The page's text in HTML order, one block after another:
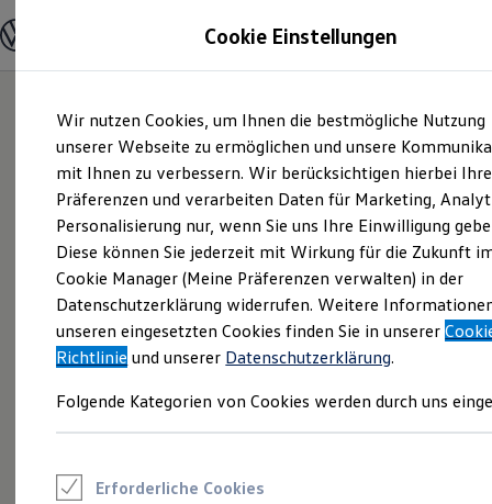
Hauptinhalt
springen
Footer
springen
Modelle und Konfigurator
Modelle vergleichen
Elektroautos
ENERGY Sondermodelle
Nutzfahrzeuge
SUV und CUV
Familienautos
Kombis
Kompaktwagen
Sportwagen
Schnell verfügbare Fahrzeuge
Angebote und Produkte
Aktuelle Angebote
E-Auto-Förderung
Volkswagen Marktplatz
Junge Gebrauchtwagen und Gebrauchtwagen
Saisonangebote
Cookie Einstellungen
Wir nutzen Cookies, um Ihnen die bestmögliche Nutzung
unserer Webseite zu ermöglichen und unsere
mit Ihnen zu verbessern. Wir berücksichtigen hierbei Ihre
Präferenzen und verarbeiten Daten für Marketing,
Personalisierung nur, wenn Sie uns Ihre Einwilligung
Diese können Sie jederzeit mit Wirkung für die Zukunft
Cookie Manager (Meine Präferenzen verwalten) in der
Datenschutzerklärung widerrufen. Weitere
unseren eingesetzten Cookies finden Sie in unserer
Richtlinie und unserer Datenschutzerklärung.
Folgende Kategorien von Cookies werden durch uns
Erforderliche Cookies